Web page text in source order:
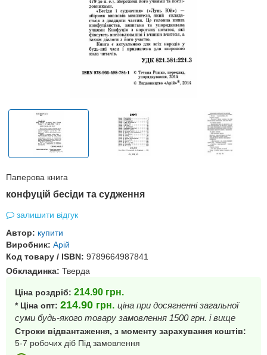
Паперова книга
конфуцій бесіди та судження
залишити відгук
Автор: купити
Виробник: Арій
Код товару / ISBN: 9789664987841
Обкладинка: Тверда
Ціна роздріб: 214.90 грн.
* Ціна опт: 214.90 грн. ціна при досягненні загальної
суми будь-якого товару замовлення 1500 грн. і вище
Строки відвантаження, з моменту зарахування коштів:
5-7 робочих діб Під замовлення